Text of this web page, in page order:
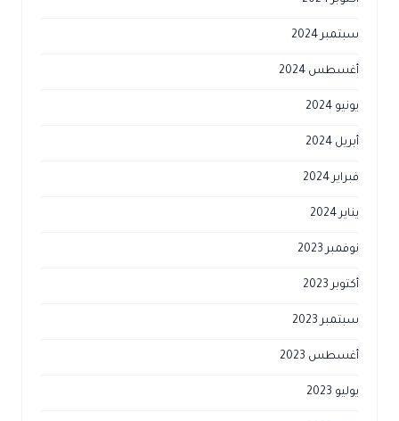
سبتمبر 2024
أغسطس 2024
يونيو 2024
أبريل 2024
فبراير 2024
يناير 2024
نوفمبر 2023
أكتوبر 2023
سبتمبر 2023
أغسطس 2023
يوليو 2023